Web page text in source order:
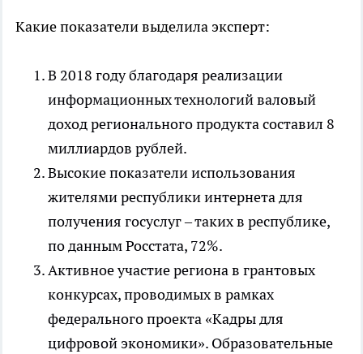
Какие показатели выделила эксперт:
В 2018 году благодаря реализации
информационных технологий валовый
доход регионального продукта составил 8
миллиардов рублей.
Высокие показатели использования
жителями республики интернета для
получения госуслуг – таких в республике,
по данным Росстата, 72%.
Активное участие региона в грантовых
конкурсах, проводимых в рамках
федерального проекта «Кадры для
цифровой экономики». Образовательные